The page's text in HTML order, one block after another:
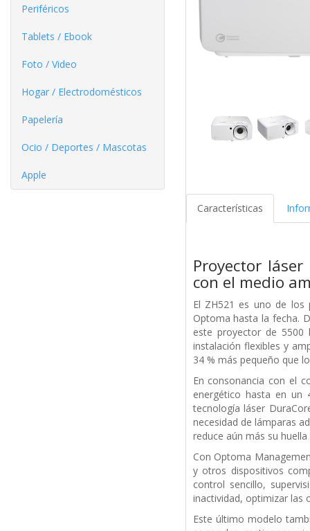
Periféricos
Tablets / Ebook
Foto / Video
Hogar / Electrodomésticos
Papelería
Ocio / Deportes / Mascotas
Apple
Características
Proyector
con el medio
El ZH521 es uno de los
Optoma hasta la fecha.
este proyector de 5500
instalación flexibles y
34 % más pequeño que
En consonancia con el
energético hasta en un
tecnología láser
necesidad de lámparas
reduce aún más su
Con Optoma
y otros dispositivos
control sencillo,
inactividad, optimizar las
Este último modelo